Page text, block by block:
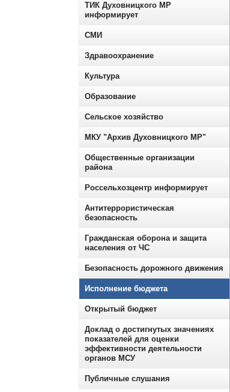
ТИК Духовницкого МР
информирует
СМИ
Здравоохранение
Культура
Образование
Сельское хозяйство
МКУ "Архив Духовницкого МР"
Общественные организации
района
Россельхозцентр информирует
Антитеррористическая
безопасность
Гражданская оборона и защита
населения от ЧС
Безопасность дорожного движения
Исполнение бюджета
Открытый бюджет
Доклад о достигнутых значениях
показателей для оценки
эффективности деятельности
органов МСУ
Публичные слушания